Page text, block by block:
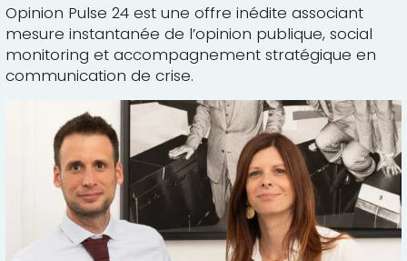
Opinion Pulse 24 est une offre inédite associant
mesure instantanée de l’opinion publique, social
monitoring et accompagnement stratégique en
communication de crise.